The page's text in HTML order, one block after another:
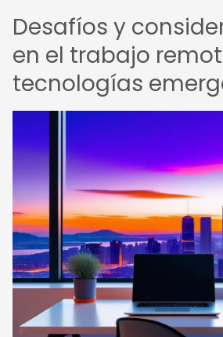
Desafíos y
en el trabajo
tecnologías